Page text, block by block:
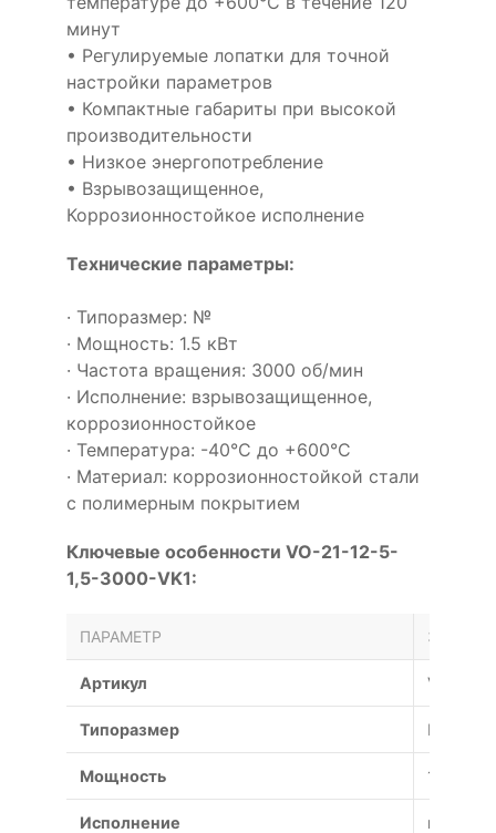
минут
• Регулируемые лопатки для точной
настройки параметров
• Компактные габариты при высокой
производительности
• Низкое энергопотребление
• Взрывозащищенное,
Коррозионностойкое исполнение
Технические параметры:
· Типоразмер: №
· Мощность: 1.5 кВт
· Частота вращения: 3000 об/мин
· Исполнение: взрывозащищенное,
коррозионностойкое
· Температура: -40°С до +600°С
· Материал: коррозионностойкой стали
с полимерным покрытием
Ключевые особенности VO-21-12-5-
1,5-3000-VK1:
ПАРАМЕТР
Артикул VO-21-
Типоразмер №
Мощность 1.5 кВт
Исполнение